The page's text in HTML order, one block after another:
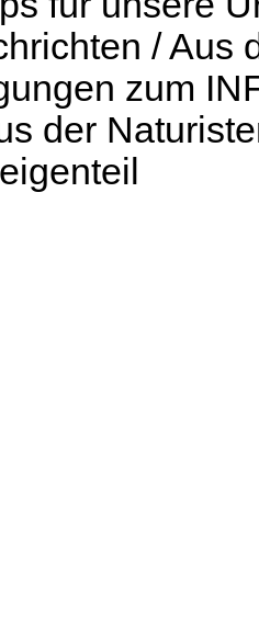
/ Aus
zum
der